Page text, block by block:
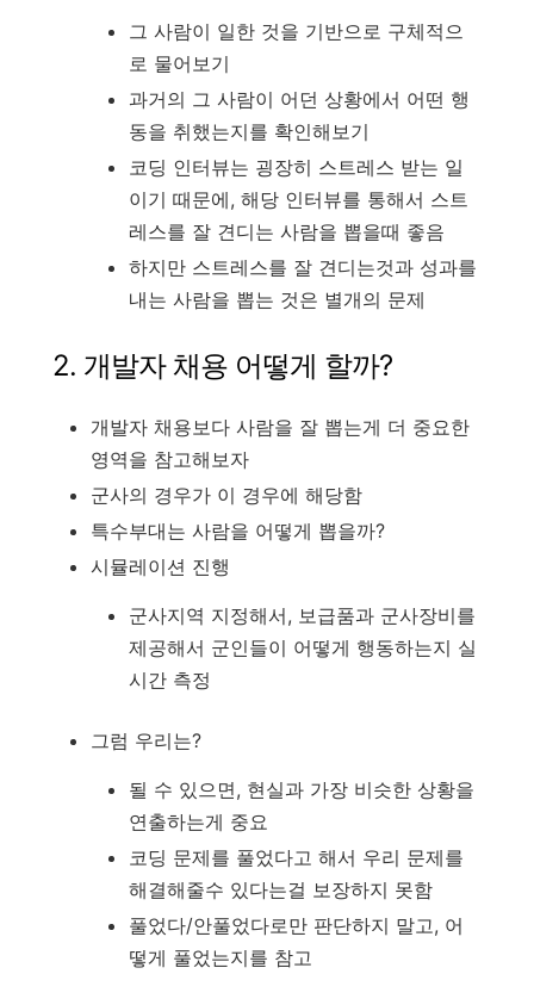
그 사람이 일한 것을 기반으로 구체적으
로 물어보기
과거의 그 사람이 어던 상황에서 어떤 행
동을 취했는지를 확인해보기
코딩 인터뷰는 굉장히 스트레스 받는 일
이기 때문에, 해당 인터뷰를 통해서 스트
레스를 잘 견디는 사람을 뽑을때 좋음
하지만 스트레스를 잘 견디는것과 성과를
내는 사람을 뽑는 것은 별개의 문제
2. 개발자 채용 어떻게 할까?
개발자 채용보다 사람을 잘 뽑는게 더 중요한
영역을 참고해보자
군사의 경우가 이 경우에 해당함
특수부대는 사람을 어떻게 뽑을까?
시뮬레이션 진행
군사지역 지정해서, 보급품과 군사장비를
제공해서 군인들이 어떻게 행동하는지 실
시간 측정
그럼 우리는?
될 수 있으면, 현실과 가장 비슷한 상황을
연출하는게 중요
코딩 문제를 풀었다고 해서 우리 문제를
해결해줄수 있다는걸 보장하지 못함
풀었다/안풀었다로만 판단하지 말고, 어
떻게 풀었는지를 참고